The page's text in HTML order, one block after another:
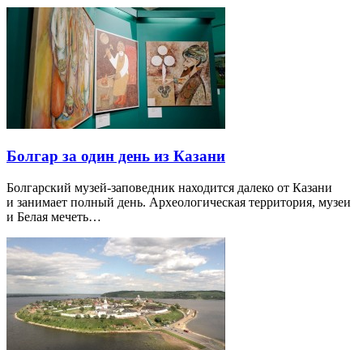
Болгар за один день из Казани
Болгарский музей-заповедник находится далеко от Казани
и занимает полный день. Археологическая территория, музеи
и Белая мечеть…